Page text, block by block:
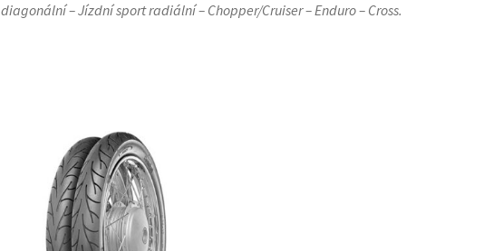
diagonální – Jízdní sport radiální – Chopper/Cruiser – Enduro – Cross.